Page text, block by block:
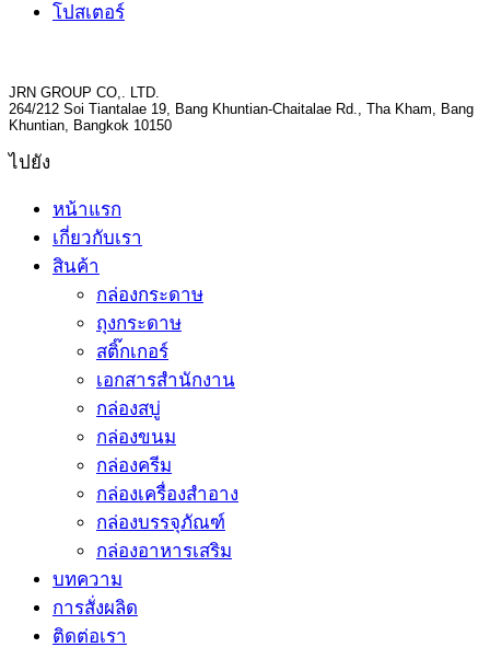
โปสเตอร์
JRN GROUP CO,. LTD.
264/212 Soi Tiantalae 19, Bang Khuntian-Chaitalae Rd., Tha Kham, Bang
Khuntian, Bangkok 10150
ไปยัง
หน้าแรก
เกี่ยวกับเรา
สินค้า
กล่องกระดาษ
ถุงกระดาษ
สติ๊กเกอร์
เอกสารสำนักงาน
กล่องสบู่
กล่องขนม
กล่องครีม
กล่องเครื่องสำอาง
กล่องบรรจุภัณฑ์
กล่องอาหารเสริม
บทความ
การสั่งผลิด
ติดต่อเรา